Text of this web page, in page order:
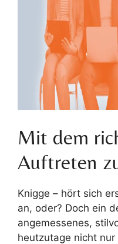
Mit dem
Auftreten
Knigge – hört sich
an, oder? Doch ein
angemessenes,
heutzutage nicht